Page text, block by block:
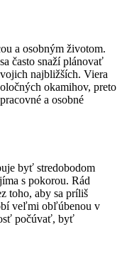
a osobným životom.
často snaží plánovať
najbližších. Viera
okamihov, preto
a osobné
byť stredobodom
s pokorou. Rád
toho, aby sa príliš
veľmi obľúbenou v
počúvať, byť